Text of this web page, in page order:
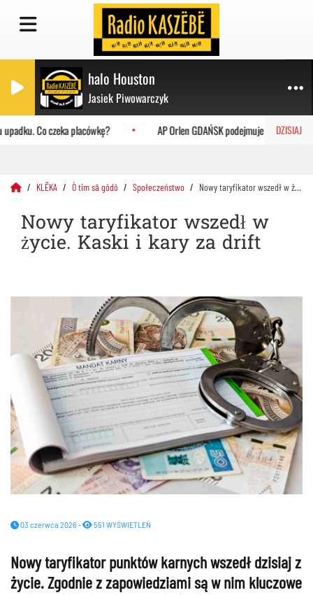
halo Houston
Jasiek Piwowarczyk
DZISIAJ
Co czeka placówkę? AP Orlen GDAŃSK podejmuje Uniwersytet
KLËKA Ò tim sã gôdô Społeczeństwo Nowy taryfikator wszedł w życie. Kaski i kary za drift
Nowy taryfikator wszedł w
życie. Kaski i kary za drift
03 czerwca 2026 - 551 WYŚWIETLEŃ
Nowy taryfikator punktów karnych wszedł dzisiaj z
życie. Zgodnie z zapowiedziami są w nim kluczowe